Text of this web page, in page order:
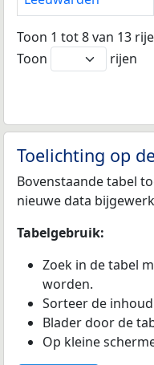
Toon 1 tot 8 van 13
Toon
rijen
Toelichting op
Bovenstaande tabel
nieuwe data
Tabelgebruik:
Zoek in de tabel
worden.
Sorteer de
Blader door de
Op kleine